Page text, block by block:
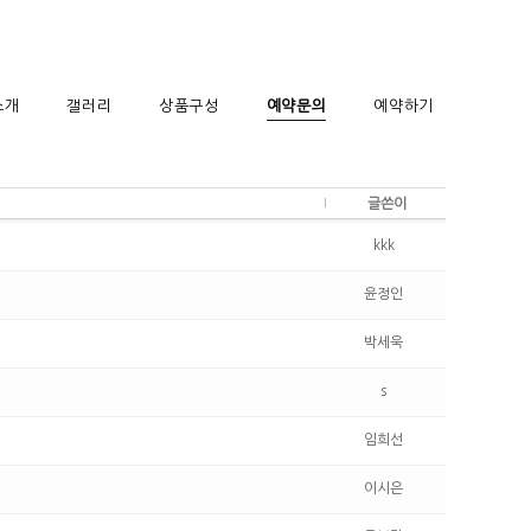
개 갤러리 상품구성 예약문의 예약하기
글쓴이
kkk
윤정인
박세욱
s
임희선
이시은